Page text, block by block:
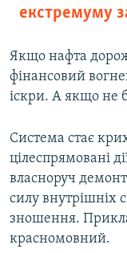
екстремуму
Якщо нафта
фінансовий
іскри. А якщо не
Система стає
цілеспрямовані
власноруч
силу внутрішніх
зношення.
красномовний.